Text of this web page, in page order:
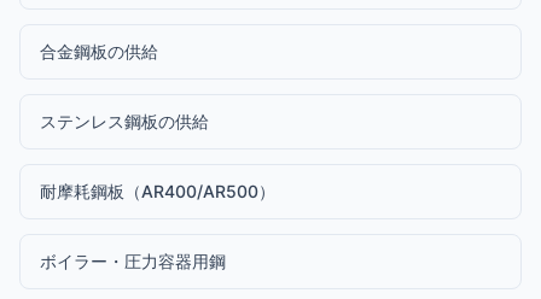
合金鋼板の供給
ステンレス鋼板の供給
耐摩耗鋼板（AR400/AR500）
ボイラー・圧力容器用鋼